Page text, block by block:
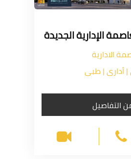
الإدارية الجديدة
الادارية
| أدارى | طبى
التفاصيل